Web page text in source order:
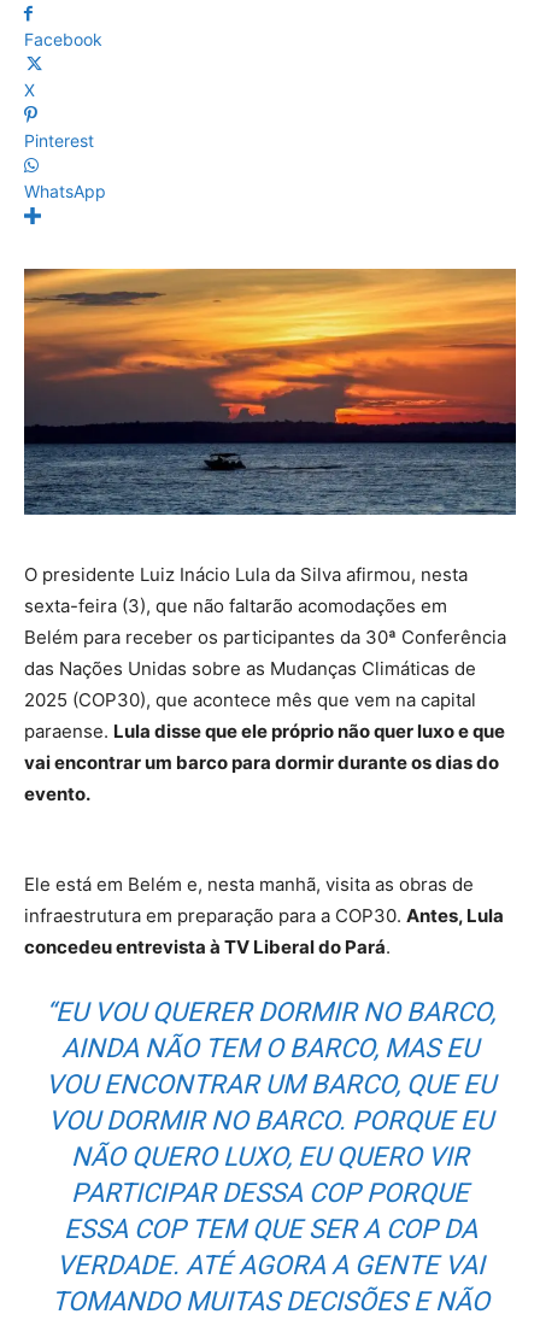
Facebook
X
Pinterest
WhatsApp
O presidente Luiz Inácio Lula da Silva afirmou, nesta
sexta-feira (3), que não faltarão acomodações em
Belém para receber os participantes da 30ª Conferência
das Nações Unidas sobre as Mudanças Climáticas de
2025 (COP30), que acontece mês que vem na capital
paraense. Lula disse que ele próprio não quer luxo e que
vai encontrar um barco para dormir durante os dias do
evento.
Ele está em Belém e, nesta manhã, visita as obras de
infraestrutura em preparação para a COP30. Antes, Lula
concedeu entrevista à TV Liberal do Pará.
“EU VOU QUERER DORMIR NO BARCO,
AINDA NÃO TEM O BARCO, MAS EU
VOU ENCONTRAR UM BARCO, QUE EU
VOU DORMIR NO BARCO. PORQUE EU
NÃO QUERO LUXO, EU QUERO VIR
PARTICIPAR DESSA COP PORQUE
ESSA COP TEM QUE SER A COP DA
VERDADE. ATÉ AGORA A GENTE VAI
TOMANDO MUITAS DECISÕES E NÃO